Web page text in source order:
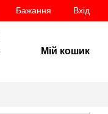
Бажання Вхід
Мій кошик